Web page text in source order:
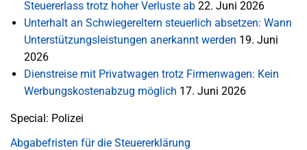
Steuererlass trotz hoher Verluste ab 22. Juni 2026
Unterhalt an Schwiegereltern steuerlich absetzen: Wann
Unterstützungsleistungen anerkannt werden 19. Juni
2026
Dienstreise mit Privatwagen trotz Firmenwagen: Kein
Werbungskostenabzug möglich 17. Juni 2026
Special: Polizei
Abgabefristen für die Steuererklärung